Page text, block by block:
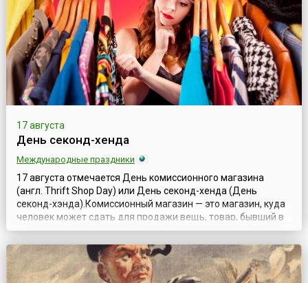
которые пытаются переучить «неправиль...
17 августа
День секонд-хенда
Международные праздники
17 августа отмечается День комиссионного магазина
(англ. Thrift Shop Day) или День секонд-хенда (День
секонд-хэнда).Комиссионный магазин — это магазин, куда
человек может сдать для продажи вещь, товар, бывший в
употреблении, подержанный, практически новый или даже
новый, в котором отсутствует необходимость. Хозяин
комиссионного магазина проверяет состояние товара
перед тем, как принять его у в...